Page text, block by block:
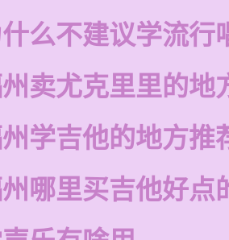
么不建议学流行
卖尤克里里的地
学吉他的地方推
哪里买吉他好点